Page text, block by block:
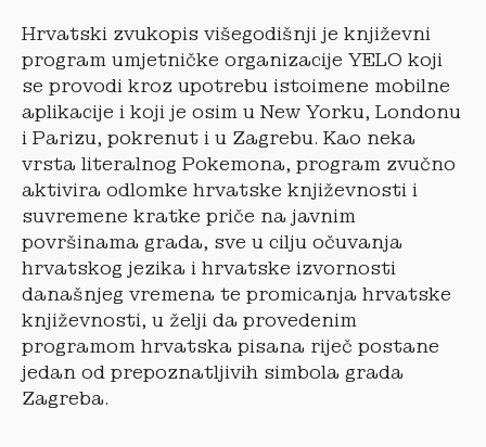
Hrvatski zvukopis višegodišnji je književni
program umjetničke organizacije YELO koji
se provodi kroz upotrebu istoimene mobilne
aplikacije i koji je osim u New Yorku, Londonu
i Parizu, pokrenut i u Zagrebu. Kao neka
vrsta literalnog Pokemona, program zvučno
aktivira odlomke hrvatske književnosti i
suvremene kratke priče na javnim
površinama grada, sve u cilju očuvanja
hrvatskog jezika i hrvatske izvornosti
današnjeg vremena te promicanja hrvatske
književnosti, u želji da provedenim
programom hrvatska pisana riječ postane
jedan od prepoznatljivih simbola grada
Zagreba.